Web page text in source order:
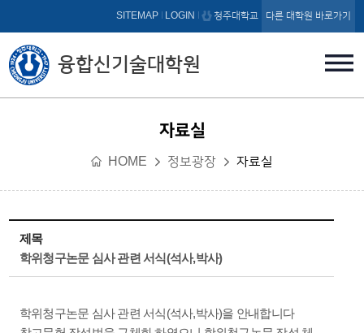
본문 바로가기
융합신기술대학원
SITEMAP LOGIN 청주대학교 다른 대학원 바로가기
자료실
HOME 정보광장 자료실
제목
학위청구논문 심사 관련 서식(석사,박사)
학위청구논문 심사 관련 서식(석사,박사)을 안내합니다